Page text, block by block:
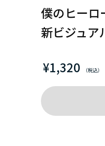
僕のヒーロ
新ビジュア
¥1,320